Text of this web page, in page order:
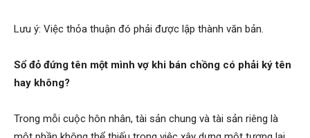
Lưu ý: Việc thỏa thuận đó phải được lập thành văn bản.
Sổ đỏ đứng tên một mình vợ khi bán chồng có phải ký tên
hay không?
Trong mỗi cuộc hôn nhân, tài sản chung và tài sản riêng là